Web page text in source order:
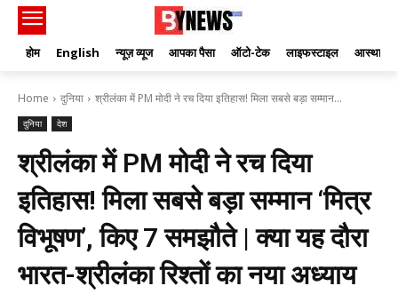
होम English न्यूज़ व्यूज आपका पैसा ऑटो-टेक लाइफस्टाइल आस्था
Home दुनिया श्रीलंका में PM मोदी ने रच दिया इतिहास! मिला सबसे बड़ा सम्मान...
दुनिया देश
श्रीलंका में PM मोदी ने रच दिया
इतिहास! मिला सबसे बड़ा सम्मान ‘मित्र
विभूषण’, किए 7 समझौते | क्या यह दौरा
भारत-श्रीलंका रिश्तों का नया अध्याय